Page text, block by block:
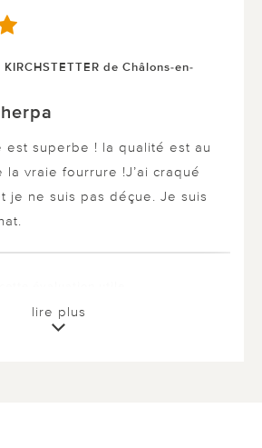
KIRCHSTETTER de Châlons-en-
est superbe ! la qualité est au
vraie fourrure !J’ai craqué
je ne suis pas déçue. Je suis
lire plus